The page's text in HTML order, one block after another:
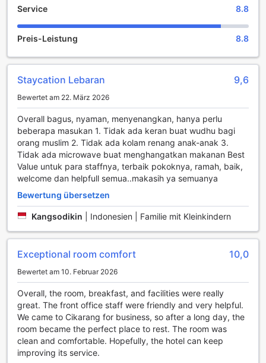
von Annehmlichkeiten für eine erholsame Nacht. Genießen
Sie Ihren Aufenthalt noch mehr da einige ausgewählte
Zimmer dieses Hotels über Klimaanlage, Vorhänge zur
Fernseher, Tageszeitungen und Kabel-TV, um die Gäste zu
unterhalten. Eine Minibar, Flaschenwasser und eine Kaffee-
oder Teemaschine gibt es in den meisten Zimmern. Da wir
wissen, dass die Annehmlichkeiten im Badezimmer eine
wichtige Rolle für die Zufriedenheit der Gäste spielen, gibt
es in ausgewählten Zimmern dieses Hotels
Handtücher, Bademäntel, einen Haartrockner
und Pflegeprodukte.
Essen und Aktivitäten
Beginnen Sie Ihre Urlaubstage auf die bestmögliche Art
mit einem Frühstück im Haus. Eine Reihe von großartigen
Speiseangeboten dieses Hotels sorgt dafür, dass Sie immer
eine bequeme und köstliche Auswahl haben. Amüsieren Sie
sich abends mit Ihren Reisebegleitern direkt Bar dieses
Hotels. Die Freizeiteinrichtungen der Unterkunft Harper
Cikarang by ASTON sind auf Erholung und Entspannung
ausgerichtet. Beenden Sie Ihre Tage in völliger
Entspannung mit einem Besuch im
Whirlpool, Massagesalon, Sauna-Bereich und Spa-Bereich.
Beginnen Sie Ihren Urlaub am besten mit einem Sprung in
Service 8.8
Preis-Leistung 8.8
Staycation Lebaran 9,6
Bewertet am 22. März 2026
Overall bagus, nyaman, menyenangkan, hanya perlu
beberapa masukan 1. Tidak ada keran buat wudhu bagi
orang muslim 2. Tidak ada kolam renang anak-anak 3.
Tidak ada microwave buat menghangatkan makanan Best
Value untuk para staffnya, terbaik pokoknya, ramah, baik,
welcome dan helpfull semua..makasih ya semuanya
Bewertung übersetzen
Kangsodikin Indonesien | Familie mit Kleinkindern
Exceptional room comfort 10,0
Bewertet am 10. Februar 2026
Overall, the room, breakfast, and facilities were really
great. The front office staff were friendly and very helpful.
We came to Cikarang for business, so after a long day, the
room became the perfect place to rest. The room was
clean and comfortable. Hopefully, the hotel can keep
improving its service.